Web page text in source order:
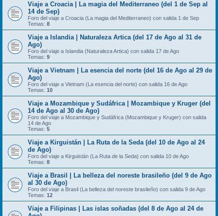
Viaje a Croacia | La magia del Mediterraneo (del 1 de Sep al
14 de Sep)
Foro del viaje a Croacia (La magia del Mediterraneo) con salida 1 de Sep
Temas: 8
Viaje a Islandia | Naturaleza Artica (del 17 de Ago al 31 de
Ago)
Foro del viaje a Islandia (Naturaleza Artica) con salida 17 de Ago
Temas: 9
Viaje a Vietnam | La esencia del norte (del 16 de Ago al 29 de
Ago)
Foro del viaje a Vietnam (La esencia del norte) con salida 16 de Ago
Temas: 10
Viaje a Mozambique y Sudáfrica | Mozambique y Kruger (del
14 de Ago al 30 de Ago)
Foro del viaje a Mozambique y Sudáfrica (Mozambique y Kruger) con salida
14 de Ago
Temas: 5
Viaje a Kirguistán | La Ruta de la Seda (del 10 de Ago al 24
de Ago)
Foro del viaje a Kirguistán (La Ruta de la Seda) con salida 10 de Ago
Temas: 8
Viaje a Brasil | La belleza del noreste brasileño (del 9 de Ago
al 30 de Ago)
Foro del viaje a Brasil (La belleza del noreste brasileño) con salida 9 de Ago
Temas: 12
Viaje a Filipinas | Las islas soñadas (del 8 de Ago al 24 de